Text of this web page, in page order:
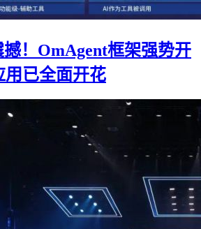
！OmAgent框架强势开
用已全面开花